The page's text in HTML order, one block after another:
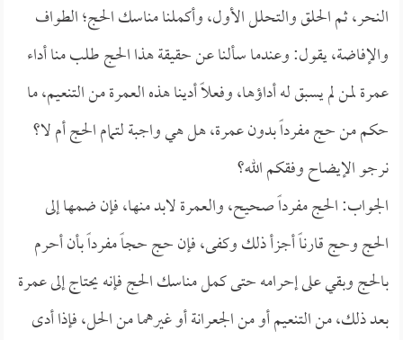
النحر، ثم الحلق والتحلل الأول، وأكملنا مناسك الحج؛ الطواف
والإفاضة، يقول: وعندما سألنا عن حقيقة هذا الحج طلب منا أداء
عمرة لمن لم يسبق له أداؤها، وفعلاً أدينا هذه العمرة من التنعيم، ما
حكم من حج مفرداً بدون عمرة، هل هي واجبة لتمام الحج أم لا؟
نرجو الإيضاح وفقكم الله؟
الجواب: الحج مفرداً صحيح، والعمرة لابد منها، فإن ضمها إلى
الحج وحج قارناً أجزأ ذلك وكفى، فإن حج حجاً مفرداً بأن أحرم
بالحج وبقي على إحرامه حتى كمل مناسك الحج فإنه يحتاج إلى عمرة
بعد ذلك، من التنعيم أو من الجعرانة أو غيرهما من الحل، فإذا أدى